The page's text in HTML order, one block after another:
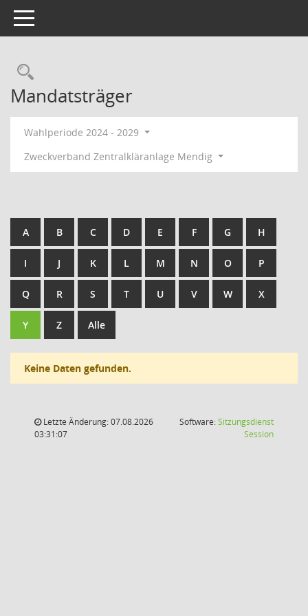
Toggle navigation
Rechercheauswahl
Mandatsträger
Wahlperiode 2024 - 2029
Zweckverband Zentralkläranlage Mendig
A B C D E F G H
I J K L M N O P
Q R S T U V W X
Y Z Alle
Keine Daten gefunden.
Letzte Änderung: 07.08.2026
03:31:07
Software:Sitzungsdienst
Session(Wird in